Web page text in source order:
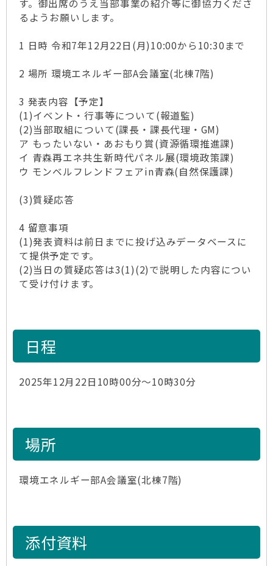
す。御出席のうえ当部事業の紹介等に御協力くださ
るようお願いします。
1 日時 令和7年12月22日(月)10:00から10:30まで
2 場所 環境エネルギー部A会議室(北棟7階)
3 発表内容【予定】
(1)イベント・行事等について(報道監)
(2)当部取組について(課長・課長代理・GM)
ア もったいない・あおもり賞(資源循環推進課)
イ 青森再エネ共生新時代パネル展(環境政策課)
ウ モンベルフレンドフェアin青森(自然保護課)
(3)質疑応答
4 留意事項
(1)発表資料は前日までに投げ込みデータベースに
て提供予定です。
(2)当日の質疑応答は3(1)(2)で説明した内容につい
て受け付けます。
日程
2025年12月22日10時00分～10時30分
場所
環境エネルギー部A会議室(北棟7階)
添付資料